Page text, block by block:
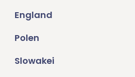
England
Polen
Slowakei